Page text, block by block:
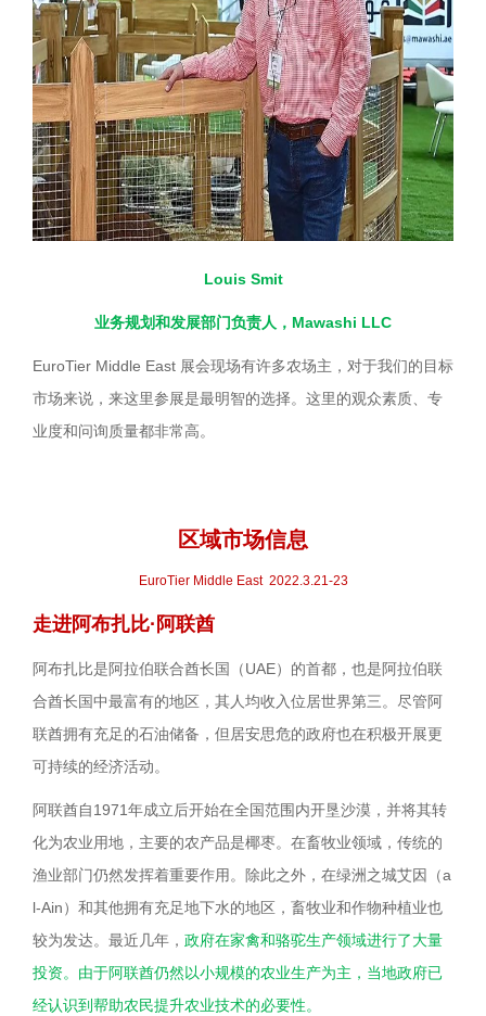
Louis Smit
业务规划和发展部门负责人，Mawashi LLC
EuroTier Middle East 展会现场有许多农场主，对于我们的目标
市场来说，来这里参展是最明智的选择。这里的观众素质、专
业度和问询质量都非常高。
区域市场信息
EuroTier Middle East 2022.3.21-23
走进阿布扎比·阿联酋
阿布扎比是阿拉伯联合酋长国（UAE）的首都，也是阿拉伯联
合酋长国中最富有的地区，其人均收入位居世界第三。尽管阿
联酋拥有充足的石油储备，但居安思危的政府也在积极开展更
可持续的经济活动。
阿联酋自1971年成立后开始在全国范围内开垦沙漠，并将其转
化为农业用地，主要的农产品是椰枣。在畜牧业领域，传统的
渔业部门仍然发挥着重要作用。除此之外，在绿洲之城艾因（a
l-Ain）和其他拥有充足地下水的地区，畜牧业和作物种植业也
较为发达。最近几年， 政府在家禽和骆驼生产领域进行了大量
投资。由于阿联酋仍然以小规模的农业生产为主，当地政府已
经认识到帮助农民提升农业技术的必要性。